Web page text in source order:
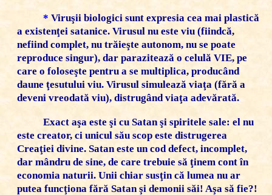
*Viruşii biologici sunt expresia cea mai plastică
a existenţei satanice. Virusul nu este viu (fiindcă,
nefiind complet, nu trăieşte autonom, nu se poate
reproduce singur), dar parazitează o celulă VIE, pe
care o foloseşte pentru a se multiplica, producând
daune ţesutului viu. Virusul simulează viaţa (fără a
deveni vreodată viu), distrugând viaţa adevărată.
Exact aşa este şi cu Satan şi spiritele sale: el nu
este creator, ci unicul său scop este distrugerea
Creaţiei divine. Satan este un cod defect, incomplet,
dar mândru de sine, de care trebuie să ţinem cont în
economia naturii. Unii chiar susţin că lumea nu ar
putea funcţiona fără Satan şi demonii săi! Aşa să fie?!